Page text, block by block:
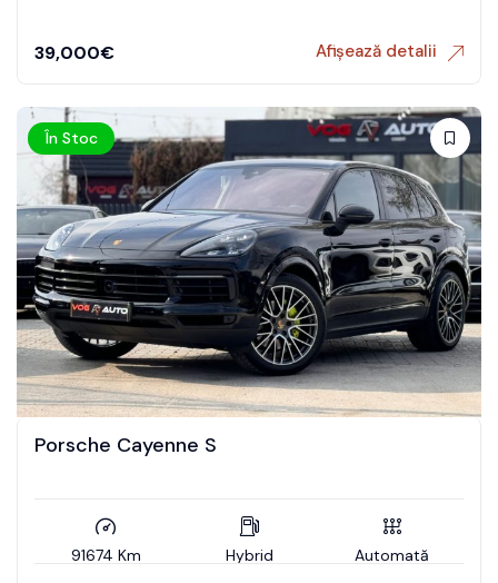
39,000€ Afișează detalii
În Stoc
Porsche Cayenne S
91674 Km Hybrid Automată